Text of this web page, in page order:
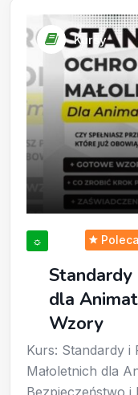
Kursy
☼
Standardy
dla
Wzory
Kurs: Standardy i
Małoletnich dla